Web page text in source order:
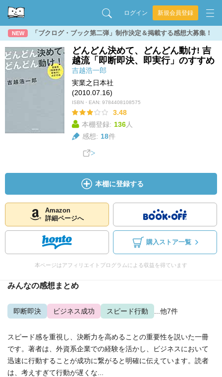
ログイン 新規会員登録
NEW 「ブクログ・ブック第二弾」制作決定＆掲載する感想大募集！
どんどん決めて、どんどん動け! 吉
越流「即断即決、即実行」のすすめ
吉越浩一郎
実業之日本社
(2010.07.16)
ISBN・EAN: 9784408108575
3.48
本棚登録: 136人
感想: 18件
本棚に登録する
Amazon
詳細ページへ
購入ストア一覧
本ページはアフィリエイトプログラムによる収益を得ています
みんなの感想まとめ
即断即決 ビジネス成功 スピード行動 ...他7件
スピード感を重視し、決断力を高めることの重要性を説いた一冊
です。著者は、外資系企業での経験を活かし、ビジネスにおいて
迅速に行動することが成功に繋がると明確に伝えています。読者
は、考えすぎて行動が遅くな...